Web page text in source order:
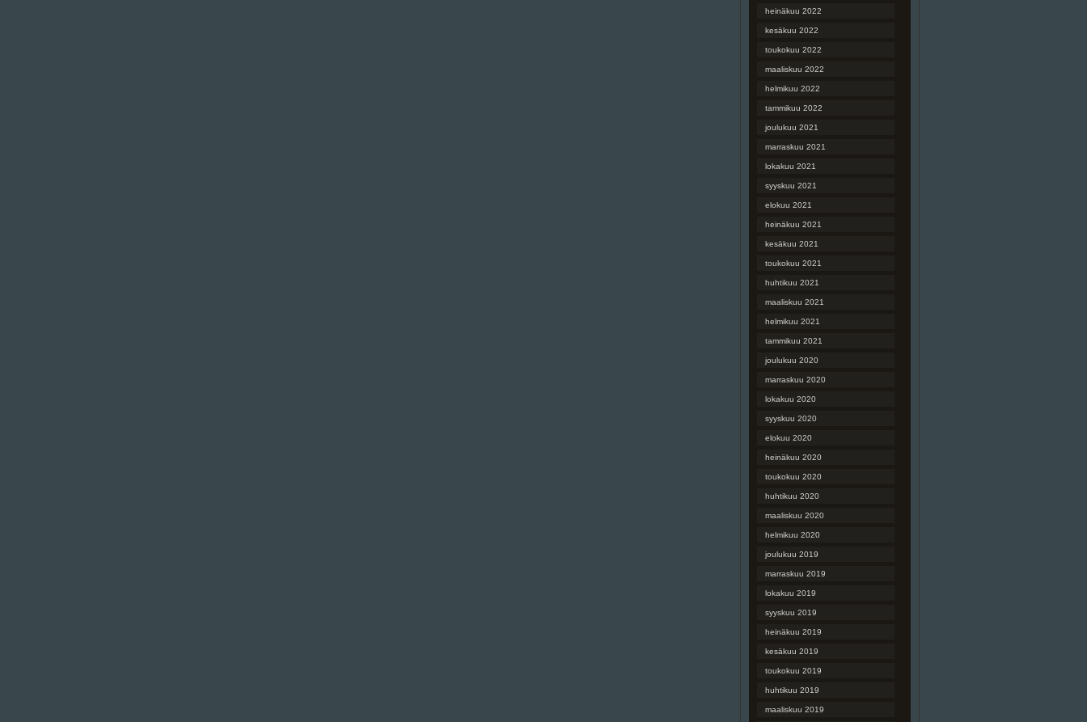
heinäkuu 2022
kesäkuu 2022
toukokuu 2022
maaliskuu 2022
helmikuu 2022
tammikuu 2022
joulukuu 2021
marraskuu 2021
lokakuu 2021
syyskuu 2021
elokuu 2021
heinäkuu 2021
kesäkuu 2021
toukokuu 2021
huhtikuu 2021
maaliskuu 2021
helmikuu 2021
tammikuu 2021
joulukuu 2020
marraskuu 2020
lokakuu 2020
syyskuu 2020
elokuu 2020
heinäkuu 2020
toukokuu 2020
huhtikuu 2020
maaliskuu 2020
helmikuu 2020
joulukuu 2019
marraskuu 2019
lokakuu 2019
syyskuu 2019
heinäkuu 2019
kesäkuu 2019
toukokuu 2019
huhtikuu 2019
maaliskuu 2019